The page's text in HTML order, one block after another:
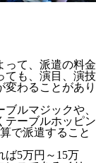
って、派遣の料金
も、 演目、演技
変わることがあり
ルマジックや、
テーブルホッピン
で派遣すること
ば5万円～15万